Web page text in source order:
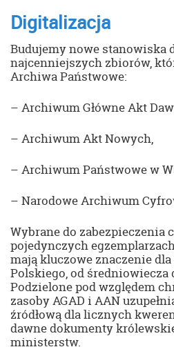
Digitalizacja
Budujemy nowe stanowiska
najcenniejszych zbiorów,
Archiwa Państwowe:
– Archiwum Główne Akt
– Archiwum Akt Nowych,
– Archiwum Państwowe w
– Narodowe Archiwum
Wybrane do zabezpieczenia
pojedynczych
mają kluczowe znaczenie
Polskiego, od średniowiecza
Podzielone pod względem
zasoby AGAD i AAN
źródłową dla licznych
dawne dokumenty
ministerstw.